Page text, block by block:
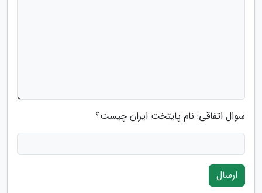
سوال اتفاقی: نام پایتخت ایران چیست؟
ارسال